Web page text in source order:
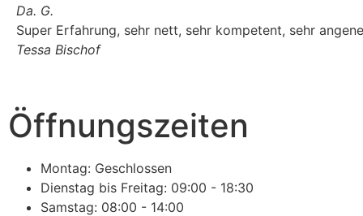
Da. G.
Super Erfahrung, sehr nett, sehr kompetent, sehr
Tessa Bischof
Öffnungszeiten
Montag: Geschlossen
Dienstag bis Freitag: 09:00 - 18:30
Samstag: 08:00 - 14:00